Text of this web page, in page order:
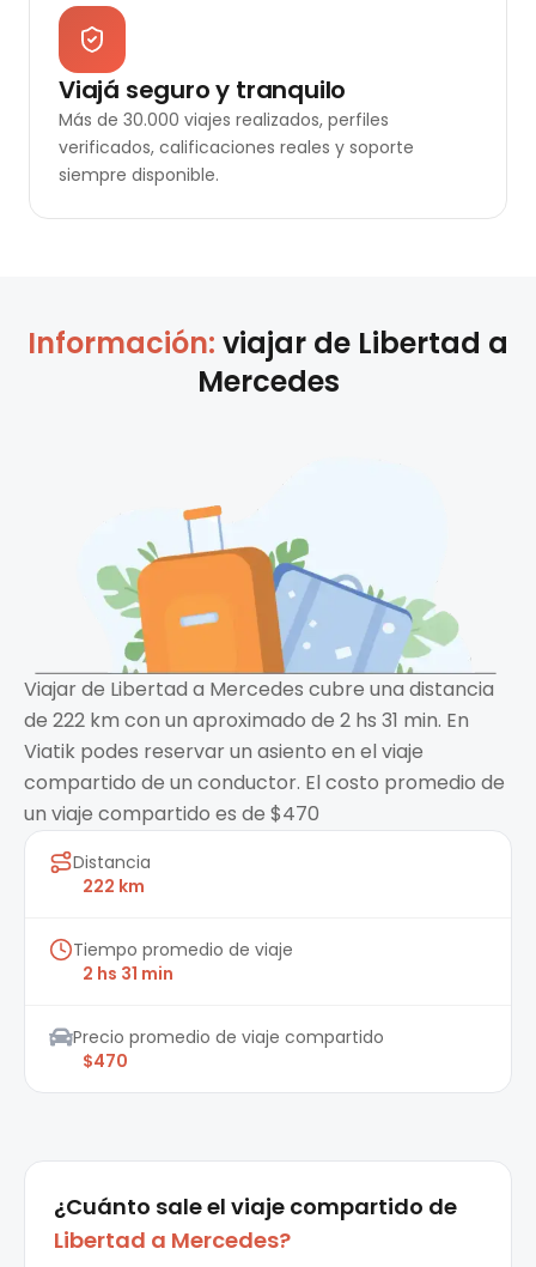
Viajá seguro y tranquilo
Más de 30.000 viajes realizados, perfiles
verificados, calificaciones reales y soporte
siempre disponible.
Información: viajar de Libertad a
Mercedes
Viajar de Libertad a Mercedes cubre una distancia
de 222 km con un aproximado de 2 hs 31 min. En
Viatik podes reservar un asiento en el viaje
compartido de un conductor. El costo promedio de
un viaje compartido es de $470
Distancia
222 km
Tiempo promedio de viaje
2 hs 31 min
Precio promedio de viaje compartido
$470
¿Cuánto sale el viaje compartido de
Libertad a Mercedes?